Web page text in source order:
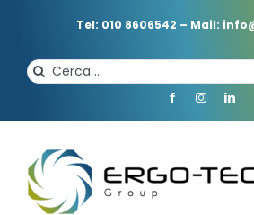
Tel: 010 8606542 – Mail:
Cerca
per: